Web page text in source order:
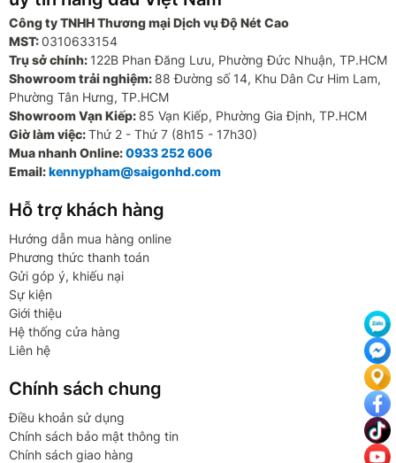
Công ty TNHH Thương mại Dịch vụ Độ Nét Cao
MST:0310633154
Trụ sở chính: 122B Phan Đăng Lưu, Phường Đức Nhuận, TP.HCM
Showroom trải nghiệm: 88 Đường số 14, Khu Dân Cư Him Lam,
Phường Tân Hưng, TP.HCM
Showroom Vạn Kiếp: 85 Vạn Kiếp, Phường Gia Định, TP.HCM
Giờ làm việc:Thứ 2 - Thứ 7 (8h15 - 17h30)
Mua nhanh Online:0933 252 606
Email:kennypham@saigonhd.com
Hỗ trợ khách hàng
Hướng dẫn mua hàng online
Phương thức thanh toán
Gửi góp ý, khiếu nại
Sự kiện
Giới thiệu
Hệ thống cửa hàng
Liên hệ
Chính sách chung
Điều khoản sử dụng
Chính sách bảo mật thông tin
Chính sách giao hàng